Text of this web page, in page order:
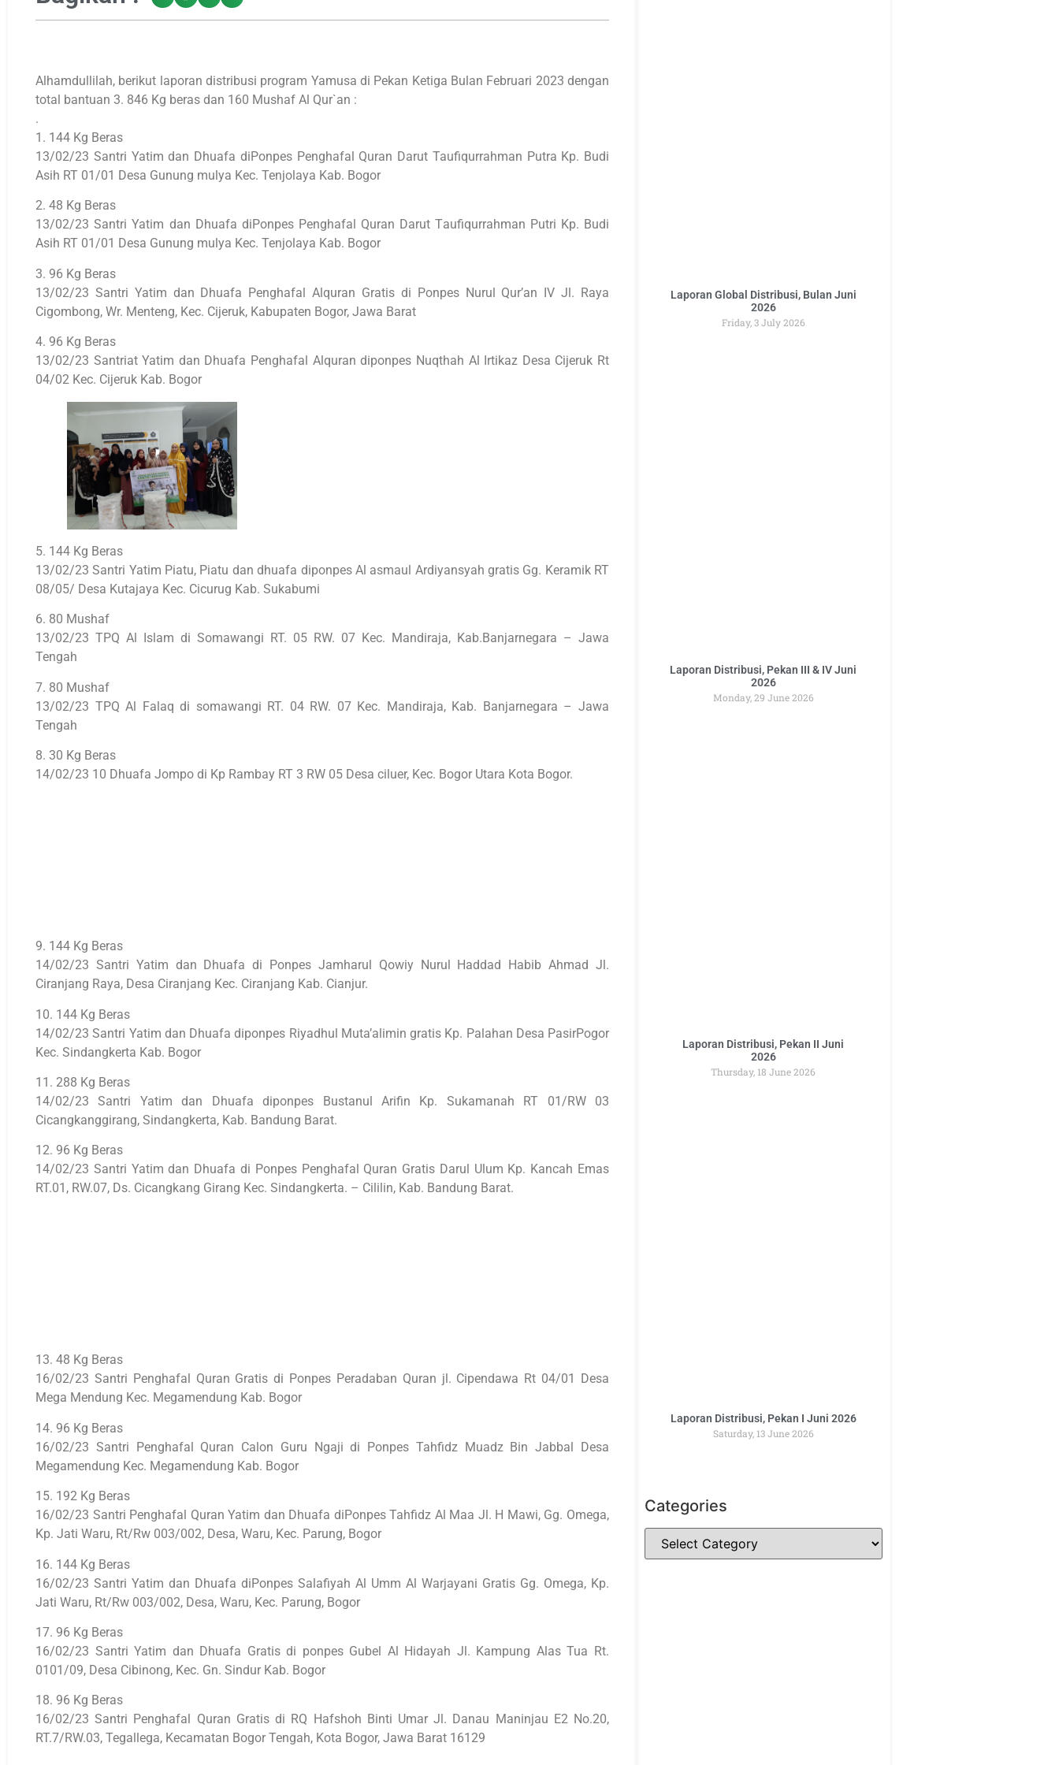
Alhamdullilah, berikut laporan distribusi program Yamusa di Pekan Ketiga Bulan Februari 2023 dengan
total bantuan 3. 846 Kg beras dan 160 Mushaf Al Qur`an :
.
1. 144 Kg Beras
13/02/23 Santri Yatim dan Dhuafa diPonpes Penghafal Quran Darut Taufiqurrahman Putra Kp. Budi
Asih RT 01/01 Desa Gunung mulya Kec. Tenjolaya Kab. Bogor
2. 48 Kg Beras
13/02/23 Santri Yatim dan Dhuafa diPonpes Penghafal Quran Darut Taufiqurrahman Putri Kp. Budi
Asih RT 01/01 Desa Gunung mulya Kec. Tenjolaya Kab. Bogor
3. 96 Kg Beras
13/02/23 Santri Yatim dan Dhuafa Penghafal Alquran Gratis di Ponpes Nurul Qur’an IV Jl. Raya
Cigombong, Wr. Menteng, Kec. Cijeruk, Kabupaten Bogor, Jawa Barat
4. 96 Kg Beras
13/02/23 Santriat Yatim dan Dhuafa Penghafal Alquran diponpes Nuqthah Al Irtikaz Desa Cijeruk Rt
04/02 Kec. Cijeruk Kab. Bogor
5. 144 Kg Beras
13/02/23 Santri Yatim Piatu, Piatu dan dhuafa diponpes Al asmaul Ardiyansyah gratis Gg. Keramik RT
08/05/ Desa Kutajaya Kec. Cicurug Kab. Sukabumi
6. 80 Mushaf
13/02/23 TPQ Al Islam di Somawangi RT. 05 RW. 07 Kec. Mandiraja, Kab.Banjarnegara – Jawa
Tengah
7. 80 Mushaf
13/02/23 TPQ Al Falaq di somawangi RT. 04 RW. 07 Kec. Mandiraja, Kab. Banjarnegara – Jawa
Tengah
8. 30 Kg Beras
14/02/23 10 Dhuafa Jompo di Kp Rambay RT 3 RW 05 Desa ciluer, Kec. Bogor Utara Kota Bogor.
9. 144 Kg Beras
14/02/23 Santri Yatim dan Dhuafa di Ponpes Jamharul Qowiy Nurul Haddad Habib Ahmad Jl.
Ciranjang Raya, Desa Ciranjang Kec. Ciranjang Kab. Cianjur.
10. 144 Kg Beras
14/02/23 Santri Yatim dan Dhuafa diponpes Riyadhul Muta’alimin gratis Kp. Palahan Desa PasirPogor
Kec. Sindangkerta Kab. Bogor
11. 288 Kg Beras
14/02/23 Santri Yatim dan Dhuafa diponpes Bustanul Arifin Kp. Sukamanah RT 01/RW 03
Cicangkanggirang, Sindangkerta, Kab. Bandung Barat.
12. 96 Kg Beras
14/02/23 Santri Yatim dan Dhuafa di Ponpes Penghafal Quran Gratis Darul Ulum Kp. Kancah Emas
RT.01, RW.07, Ds. Cicangkang Girang Kec. Sindangkerta. – Cililin, Kab. Bandung Barat.
13. 48 Kg Beras
16/02/23 Santri Penghafal Quran Gratis di Ponpes Peradaban Quran jl. Cipendawa Rt 04/01 Desa
Mega Mendung Kec. Megamendung Kab. Bogor
14. 96 Kg Beras
16/02/23 Santri Penghafal Quran Calon Guru Ngaji di Ponpes Tahfidz Muadz Bin Jabbal Desa
Megamendung Kec. Megamendung Kab. Bogor
15. 192 Kg Beras
16/02/23 Santri Penghafal Quran Yatim dan Dhuafa diPonpes Tahfidz Al Maa Jl. H Mawi, Gg. Omega,
Kp. Jati Waru, Rt/Rw 003/002, Desa, Waru, Kec. Parung, Bogor
16. 144 Kg Beras
16/02/23 Santri Yatim dan Dhuafa diPonpes Salafiyah Al Umm Al Warjayani Gratis Gg. Omega, Kp.
Jati Waru, Rt/Rw 003/002, Desa, Waru, Kec. Parung, Bogor
17. 96 Kg Beras
16/02/23 Santri Yatim dan Dhuafa Gratis di ponpes Gubel Al Hidayah Jl. Kampung Alas Tua Rt.
0101/09, Desa Cibinong, Kec. Gn. Sindur Kab. Bogor
18. 96 Kg Beras
16/02/23 Santri Penghafal Quran Gratis di RQ Hafshoh Binti Umar Jl. Danau Maninjau E2 No.20,
RT.7/RW.03, Tegallega, Kecamatan Bogor Tengah, Kota Bogor, Jawa Barat 16129
Laporan Global Distribusi, Bulan Juni
2026
Friday, 3 July 2026
Laporan Distribusi, Pekan III & IV Juni
2026
Monday, 29 June 2026
Laporan Distribusi, Pekan II Juni
2026
Thursday, 18 June 2026
Laporan Distribusi, Pekan I Juni 2026
Saturday, 13 June 2026
Categories